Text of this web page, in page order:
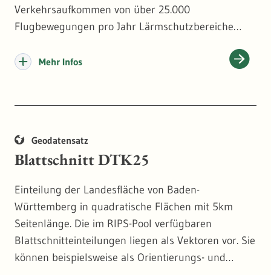
Verkehrsaufkommen von über 25.000
Flugbewegungen pro Jahr Lärmschutzbereiche
Flughäfen Stuttgart, Karlsruhe/Baden-Baden und
Umgebung von Flugplätzen bauliche
Nutzungsbeschränkungen und baulichen
Nachbarschaft vor Gefahren, erheblichen
Nachteilen und erheblichen Belästigungen durch
Fluglärm sicherzustellen.
Mehr Infos
Geodatensatz
Blattschnitt DTK25
Einteilung der Landesfläche von Baden-
Württemberg in quadratische Flächen mit 5km
Seitenlänge. Die im RIPS-Pool verfügbaren
Blattschnitteinteilungen liegen als Vektoren vor. Sie
können beispielsweise als Orientierungs- und